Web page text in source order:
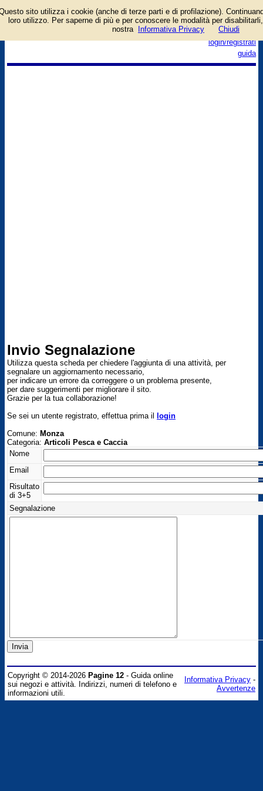
login/registrati
guida
Invio Segnalazione
Utilizza questa scheda per chiedere l'aggiunta di una attività, per
segnalare un aggiornamento necessario,
per indicare un errore da correggere o un problema presente,
per dare suggerimenti per migliorare il sito.
Grazie per la tua collaborazione!
Se sei un utente registrato, effettua prima il
login
Comune: Monza
Categoria: Articoli Pesca e Caccia
Nome
Email
Risultato
di 3+5
Segnalazione
Copyright © 2014-2026 Pagine 12 - Guida online
sui negozi e attività. Indirizzi, numeri di telefono e
informazioni utili.
Informativa Privacy -
Avvertenze
sito utilizza i cookie (anche di terze parti e di profilazione).
loro utilizzo. Per saperne di più e per conoscere le modalità per
nostra
Informativa Privacy Chiudi